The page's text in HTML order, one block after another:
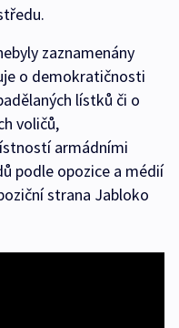
zaznamenány
o demokratičnosti
lístků či o
voličů,
armádními
podle opozice a médií
strana Jabloko